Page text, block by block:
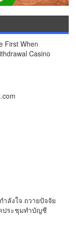
First When
Casino
ำลังใจ ถวายปัจจัย
ประชุมทำบัญชี
กว่า 300 รูป ที่วัด